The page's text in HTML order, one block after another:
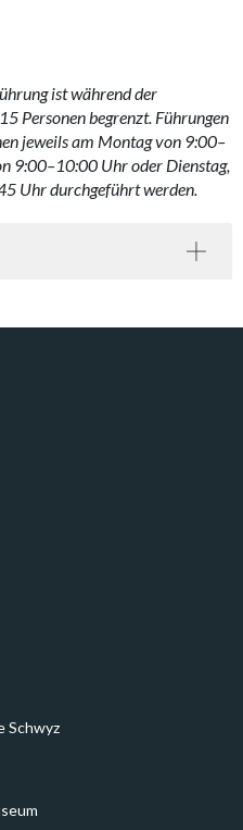
ist während der
Personen begrenzt. Führungen
jeweils am Montag von 9:00–
9:00–10:00 Uhr oder Dienstag,
Uhr durchgeführt werden.
Schwyz